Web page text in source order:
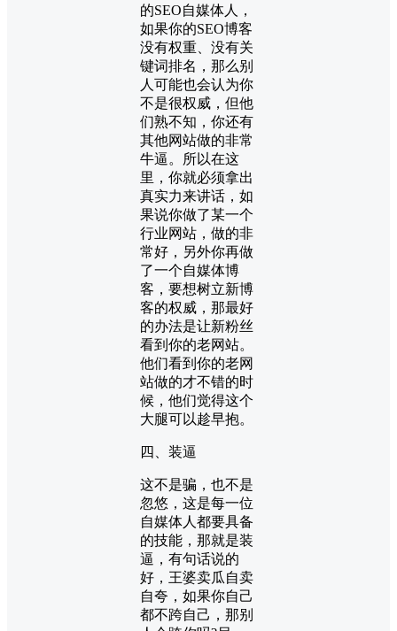
的SEO自媒体人，
如果你的SEO博客
没有权重、没有关
键词排名，那么别
人可能也会认为你
不是很权威，但他
们熟不知，你还有
其他网站做的非常
牛逼。所以在这
里，你就必须拿出
真实力来讲话，如
果说你做了某一个
行业网站，做的非
常好，另外你再做
了一个自媒体博
客，要想树立新博
客的权威，那最好
的办法是让新粉丝
看到你的老网站。
他们看到你的老网
站做的才不错的时
候，他们觉得这个
大腿可以趁早抱。
四、装逼
这不是骗，也不是
忽悠，这是每一位
自媒体人都要具备
的技能，那就是装
逼，有句话说的
好，王婆卖瓜自卖
自夸，如果你自己
都不跨自己，那别